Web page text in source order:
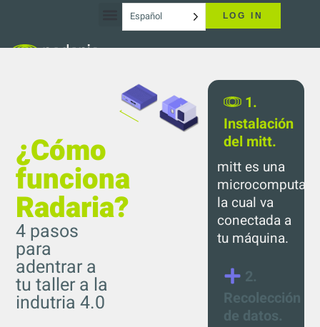
Español LOG IN
¿Cómo
funciona
Radaria?
4 pasos
para
adentrar a
tu taller a la
indutria 4.0
1.
Instalación
del mitt.
mitt es una
la cual va
conectada a
tu máquina.
2.
Recolección
de datos.